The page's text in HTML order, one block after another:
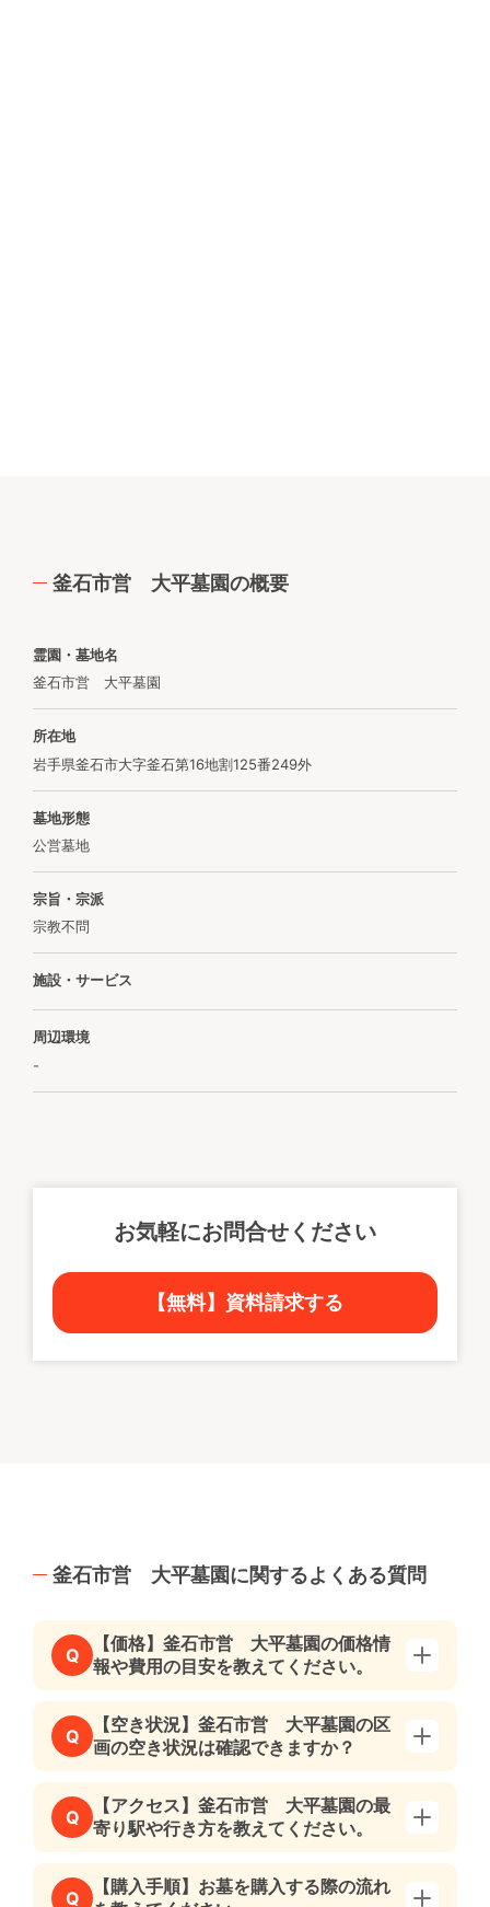
釜石市営 大平墓園の概要
霊園・墓地名
釜石市営 大平墓園
所在地
岩手県釜石市大字釜石第16地割125番249外
墓地形態
公営墓地
宗旨・宗派
宗教不問
施設・サービス
周辺環境
-
お気軽にお問合せください
【無料】資料請求する
釜石市営 大平墓園に関するよくある質問
Q
【価格】釜石市営 大平墓園の価格情
報や費用の目安を教えてください。
Q
【空き状況】釜石市営 大平墓園の区
画の空き状況は確認できますか？
Q
【アクセス】釜石市営 大平墓園の最
寄り駅や行き方を教えてください。
Q
【購入手順】お墓を購入する際の流れ